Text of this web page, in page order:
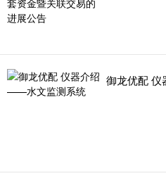
御龙优配